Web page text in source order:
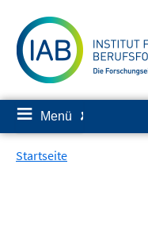
zum
Inhalt
≡ Menü ✘
Startseite